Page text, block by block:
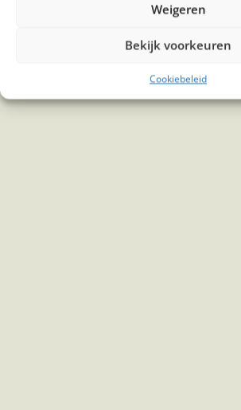
Weigeren
Bekijk voorkeuren
Cookiebeleid